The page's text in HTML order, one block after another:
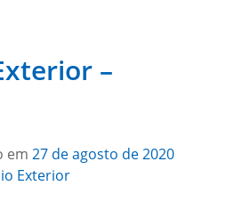
–
em 27 de agosto de 2020
Exterior